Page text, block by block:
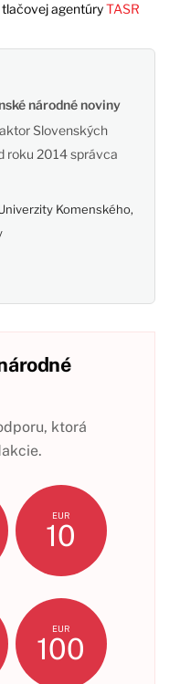
agentúryTASR
národné noviny
Slovenských
roku 2014 správca
Komenského,
ktorá
EUR
10
EUR
100